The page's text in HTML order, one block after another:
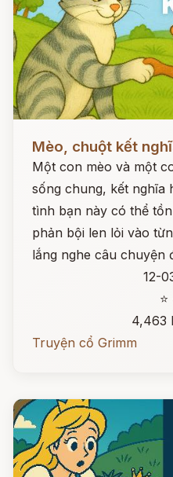
Mèo, chuột kết
Một con mèo và một
sống chung, kết nghĩa
tình bạn này có thể
phản bội len lỏi vào
lắng nghe câu chuyện
12-
4,463
Truyện cổ Grimm